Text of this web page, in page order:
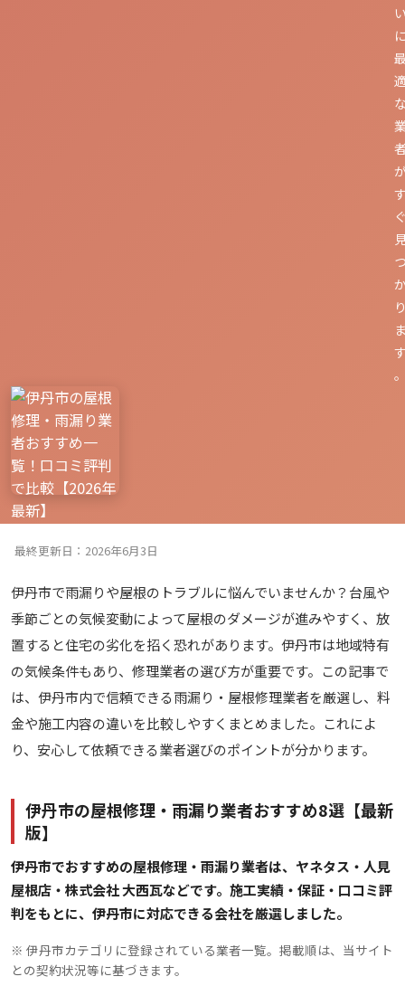
最終更新日：2026年6月3日
伊丹市で雨漏りや屋根のトラブルに悩んでいませんか？台風や
季節ごとの気候変動によって屋根のダメージが進みやすく、放
置すると住宅の劣化を招く恐れがあります。伊丹市は地域特有
の気候条件もあり、修理業者の選び方が重要です。この記事で
は、伊丹市内で信頼できる雨漏り・屋根修理業者を厳選し、料
金や施工内容の違いを比較しやすくまとめました。これによ
り、安心して依頼できる業者選びのポイントが分かります。
伊丹市の屋根修理・雨漏り業者おすすめ8選【最新
版】
伊丹市でおすすめの屋根修理・雨漏り業者は、ヤネタス・人見
屋根店・株式会社 大西瓦などです。施工実績・保証・口コミ評
判をもとに、伊丹市に対応できる会社を厳選しました。
※ 伊丹市カテゴリに登録されている業者一覧。掲載順は、当サイト
との契約状況等に基づきます。